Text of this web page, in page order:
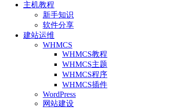
主机教程
新手知识
软件分享
建站运维
WHMCS
WHMCS教程
WHMCS主题
WHMCS程序
WHMCS插件
WordPress
网站建设